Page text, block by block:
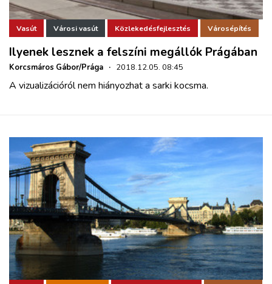
Vasút Városi vasút Közlekedésfejlesztés Városépítés
Ilyenek lesznek a felszíni megállók Prágában
Korcsmáros Gábor/Prága · 2018.12.05. 08:45
A vizualizációról nem hiányozhat a sarki kocsma.